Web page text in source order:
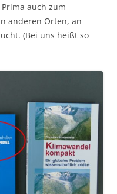
auch zum
anderen Orten, an
(Bei uns heißt so